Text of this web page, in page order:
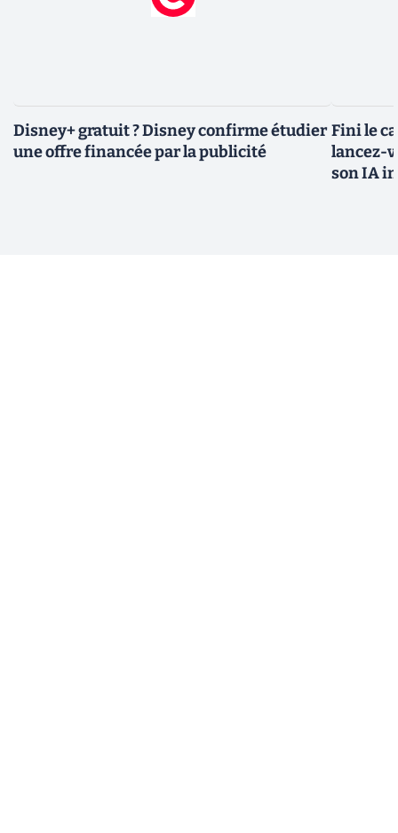
Disney+ gratuit ? Disney confirme étudier
une offre financée par la publicité
Fini le
lancez-
son IA